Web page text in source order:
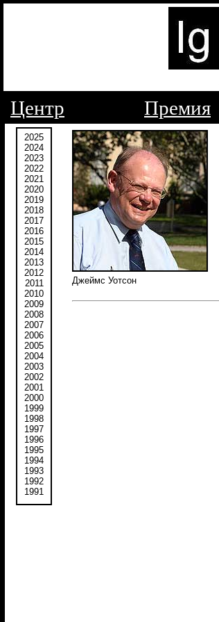
Центр Премия
2025
2024
2023
2022
2021
2020
2019
2018
2017
2016
2015
2014
2013
2012
2011
2010
2009
2008
2007
2006
2005
2004
2003
2002
2001
2000
1999
1998
1997
1996
1995
1994
1993
1992
1991
Джеймс Уотсон